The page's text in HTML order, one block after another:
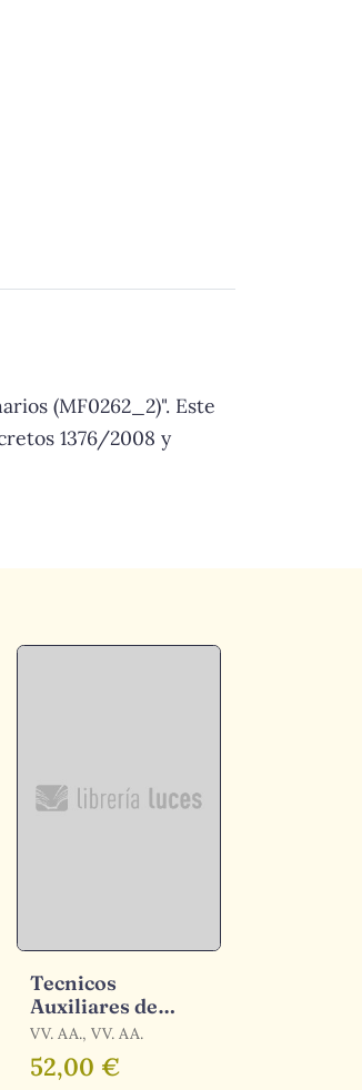
(MF0262_2)". Este
1376/2008 y
Tecnicos
Auxiliares de
Informatica -
Bloque Iii (
Temario y
VV. AA., VV. AA.
52,00 €